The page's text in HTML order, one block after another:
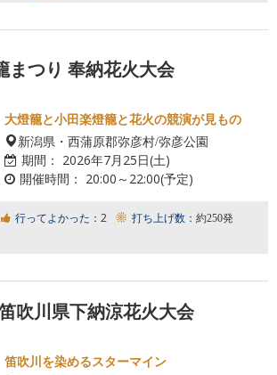
まつり 奉納花火大会
大燈籠と小田楽燈籠と花火の競演が見もの
新潟県・西蒲原郡弥彦村/弥彦公園
期間： 2026年7月25日(土)
開催時間： 20:00～22:00(予定)
行ってよかった： 2 打ち上げ数： 約250発
吹川県下納涼花火大会
笛吹川を染めるスターマイン